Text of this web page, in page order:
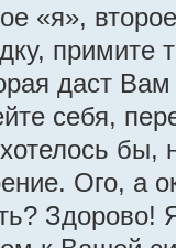
«я»,
примите
даст
себя,
Ого, а
Здорово!